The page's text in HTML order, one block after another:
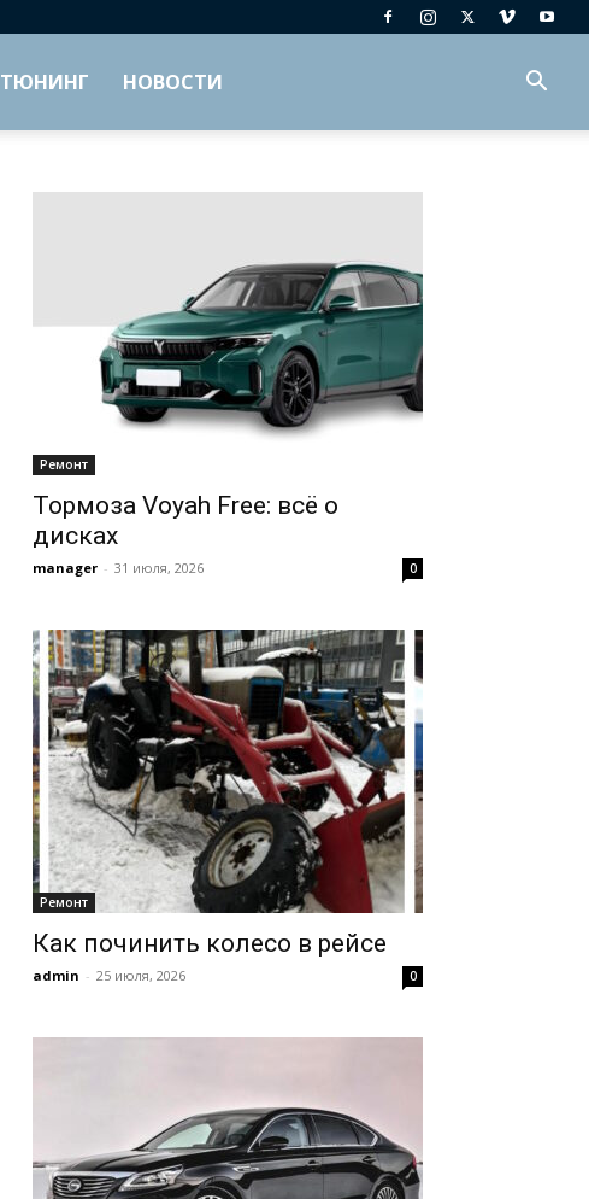
ТЮНИНГ НОВОСТИ
Ремонт
Тормоза Voyah Free: всё о
дисках
manager - 31 июля, 2026 0
Ремонт
Как починить колесо в рейсе
admin - 25 июля, 2026 0